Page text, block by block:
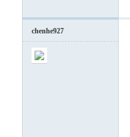
chenhe927